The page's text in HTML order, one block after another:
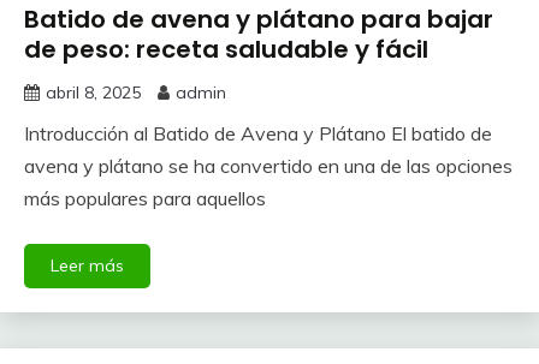
Batido de avena y plátano para bajar
de peso: receta saludable y fácil
abril 8, 2025 admin
Introducción al Batido de Avena y Plátano El batido de
avena y plátano se ha convertido en una de las opciones
más populares para aquellos
Leer más